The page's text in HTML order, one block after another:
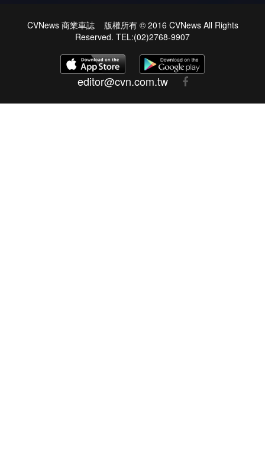
CVNews 商業車誌 版權所有 © 2016 CVNews All Rights
Reserved. TEL:(02)2768-9907
editor@cvn.com.tw